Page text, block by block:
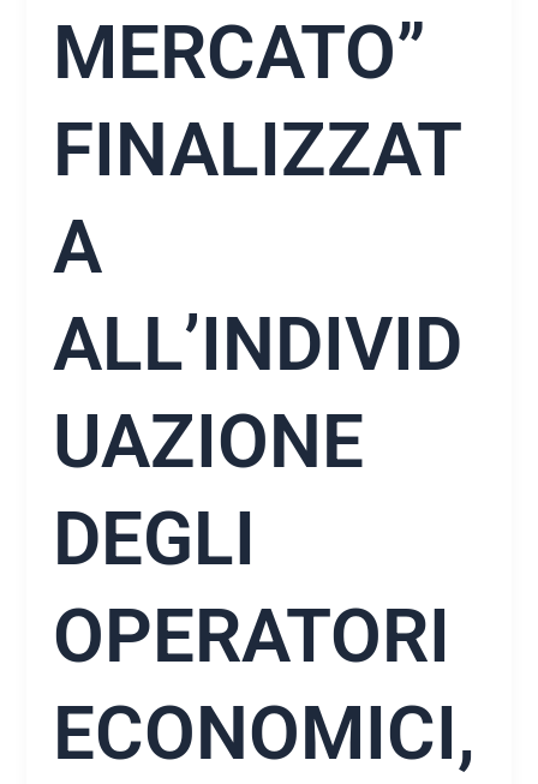
MERCATO”
FINALIZZAT
A
ALL’INDIVID
UAZIONE
DEGLI
OPERATORI
ECONOMICI,